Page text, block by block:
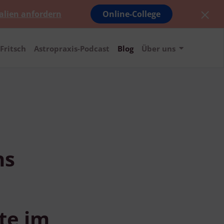
anfordern Online-College
Astropraxis-Podcast Blog Über uns